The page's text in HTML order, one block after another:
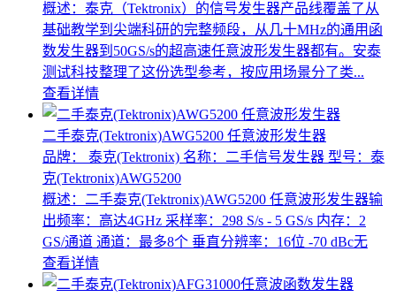
概述：泰克（Tektronix）的信号发生器产品线覆盖了从
基础教学到尖端科研的完整频段，从几十MHz的通用函
数发生器到50GS/s的超高速任意波形发生器都有。安泰
测试科技整理了这份选型参考，按应用场景分了类...
查看详情
二手泰克(Tektronix)AWG5200 任意波形发生器
品牌： 泰克(Tektronix) 名称：二手信号发生器 型号：泰
克(Tektronix)AWG5200
概述：二手泰克(Tektronix)AWG5200 任意波形发生器输
出频率：高达4GHz 采样率：298 S/s - 5 GS/s 内存：2
GS/通道 通道：最多8个 垂直分辨率：16位 -70 dBc无
查看详情